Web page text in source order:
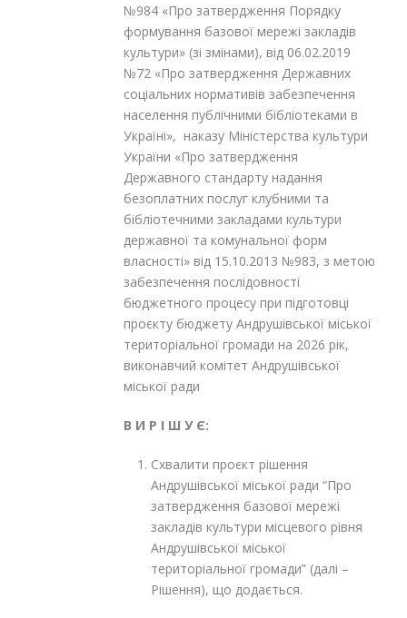
№984 «Про затвердження Порядку
формування базової мережі закладів
культури» (зі змінами), від 06.02.2019
№72 «Про затвердження Державних
соціальних нормативів забезпечення
населення публічними бібліотеками в
Україні», наказу Міністерства культури
України «Про затвердження
Державного стандарту надання
безоплатних послуг клубними та
бібліотечними закладами культури
державної та комунальної форм
власності» від 15.10.2013 №983, з метою
забезпечення послідовності
бюджетного процесу при підготовці
проєкту бюджету Андрушівської міської
територіальної громади на 2026 рік,
виконавчий комітет Андрушівської
міської ради
В И Р І Ш У Є:
Схвалити проєкт рішення
Андрушівської міської ради “Про
затвердження базової мережі
закладів культури місцевого рівня
Андрушівської міської
територіальної громади” (далі –
Рішення), що додається.